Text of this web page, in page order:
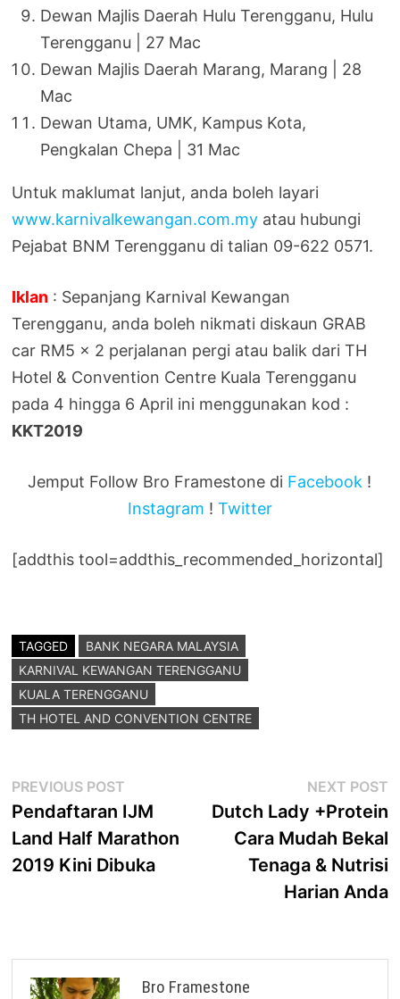
Dewan Majlis Daerah Hulu Terengganu, Hulu
Terengganu | 27 Mac
Dewan Majlis Daerah Marang, Marang | 28
Mac
Dewan Utama, UMK, Kampus Kota,
Pengkalan Chepa | 31 Mac
Untuk maklumat lanjut, anda boleh layari
www.karnivalkewangan.com.my atau hubungi
Pejabat BNM Terengganu di talian 09-622 0571.
Iklan : Sepanjang Karnival Kewangan
Terengganu, anda boleh nikmati diskaun GRAB
car RM5 x 2 perjalanan pergi atau balik dari TH
Hotel & Convention Centre Kuala Terengganu
pada 4 hingga 6 April ini menggunakan kod :
KKT2019
Jemput Follow Bro Framestone di Facebook !
Instagram ! Twitter
[addthis tool=addthis_recommended_horizontal]
TAGGED
BANK NEGARA MALAYSIA
KARNIVAL KEWANGAN TERENGGANU
KUALA TERENGGANU
TH HOTEL AND CONVENTION CENTRE
Post
navigation
PREVIOUS POST
post:
Pendaftaran IJM
Land Half Marathon
2019 Kini Dibuka
NEXT POST
Dutch Lady +Protein
Cara Mudah Bekal
Tenaga & Nutrisi
Harian Anda
Bro Framestone